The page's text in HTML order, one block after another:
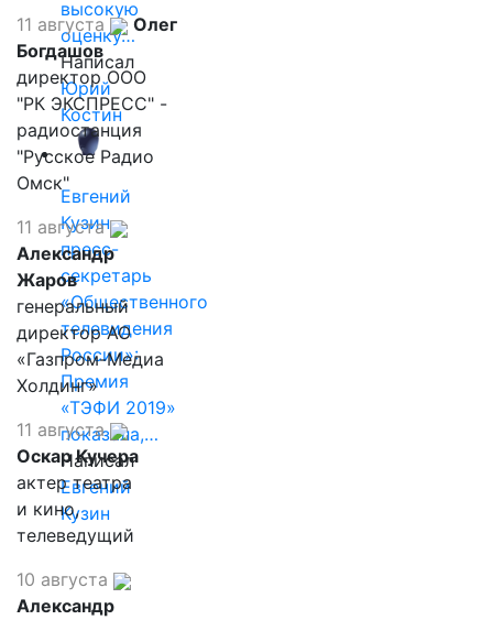
высокую
оценку…
Написал
Юрий
Костин
Евгений
Кузин,
пресс-
секретарь
«Общественного
телевидения
России»:
Премия
«ТЭФИ 2019»
показала,…
Написал
Евгений
Кузин
11 августа
Олег
Богдашов
директор ООО
"РК ЭКСПРЕСС" -
радиостанция
"Русское Радио
Омск"
11 августа
Александр
Жаров
генеральный
директор АО
«Газпром-Медиа
Холдинг»
11 августа
Оскар Кучера
актер театра
и кино,
телеведущий
10 августа
Александр